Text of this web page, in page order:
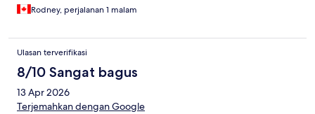
Rodney, perjalanan 1 malam
Ulasan terverifikasi
8/10 Sangat bagus
13 Apr 2026
Terjemahkan dengan Google